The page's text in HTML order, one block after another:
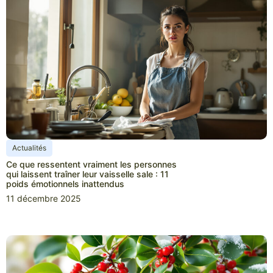
Actualités
Ce que ressentent vraiment les personnes
qui laissent traîner leur vaisselle sale : 11
poids émotionnels inattendus
11 décembre 2025